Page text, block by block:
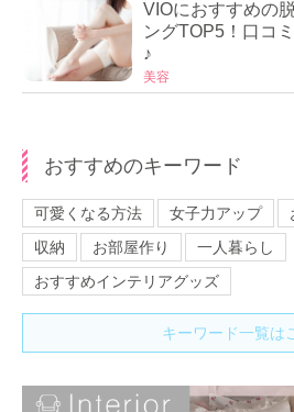
VIOにおすすめの
ングTOP5！口コ
♪
美容
おすすめのキーワード
可愛くなる方法 女子力アップ
収納
お部屋作り
一人暮らし
おすすめインテリアグッズ
キーワード一覧は